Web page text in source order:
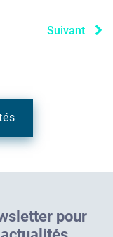
Suivant
sl etter pour